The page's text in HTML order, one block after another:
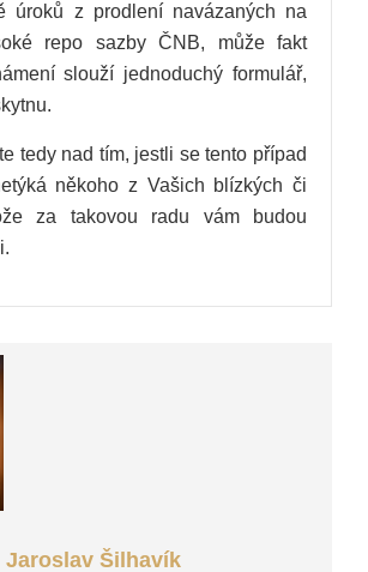
úroků z prodlení navázaných na
repo sazby ČNB, může fakt
slouží jednoduchý formulář,
tedy nad tím, jestli se tento případ
někoho z Vašich blízkých či
za takovou radu vám budou
Jaroslav Šilhavík